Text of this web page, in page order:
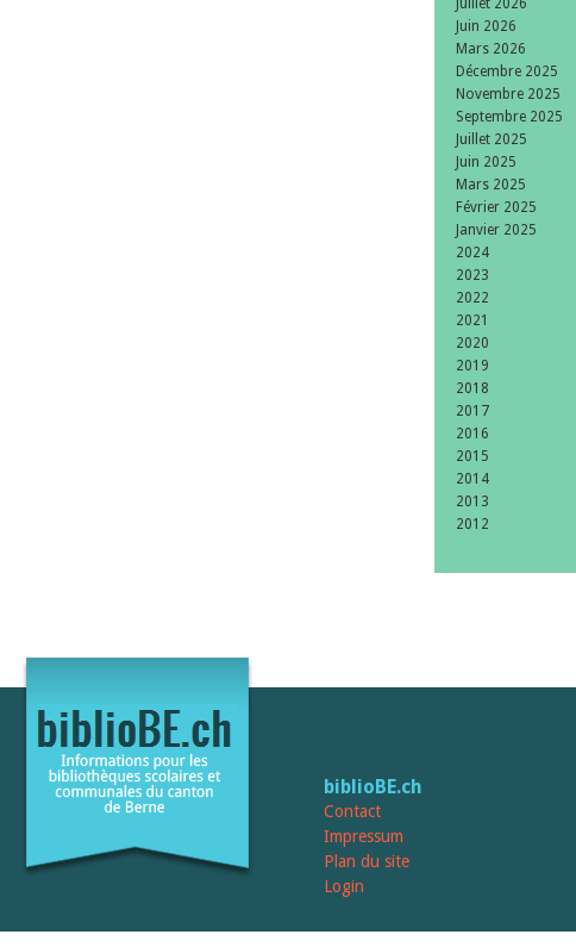
Juillet 2026
Juin 2026
Mars 2026
Décembre 2025
Novembre 2025
Septembre 2025
Juillet 2025
Juin 2025
Mars 2025
Février 2025
Janvier 2025
2024
2023
2022
2021
2020
2019
2018
2017
2016
2015
2014
2013
2012
biblioBE.ch
Contact
Impressum
Plan du site
Login